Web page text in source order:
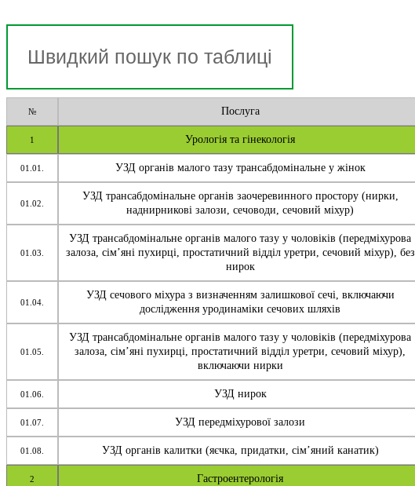
№ Послуга
1 Урологія та гінекологія
01.01. УЗД органів малого тазу трансабдомінальне у жінок
01.02.
УЗД трансабдомінальне органів заочеревинного простору (нирки,
наднирникові залози, сечоводи, сечовий міхур)
01.03.
УЗД трансабдомінальне органів малого тазу у чоловіків (передміхурова
залоза, сім’яні пухирці, простатичний відділ уретри, сечовий міхур), без
нирок
01.04.
УЗД сечового міхура з визначенням залишкової сечі, включаючи
дослідження уродинаміки сечових шляхів
01.05.
УЗД трансабдомінальне органів малого тазу у чоловіків (передміхурова
залоза, сім’яні пухирці, простатичний відділ уретри, сечовий міхур),
включаючи нирки
01.06. УЗД нирок
01.07. УЗД передміхурової залози
01.08. УЗД органів калитки (яєчка, придатки, сім’яний канатик)
2 Гастроентерологія